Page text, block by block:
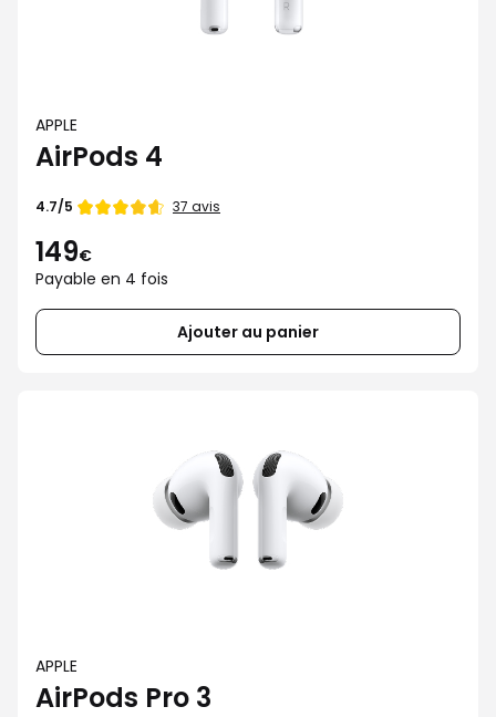
APPLE
AirPods 4
Note
4.7/5 37 avis
149€
Payable en 4 fois
Ajouter au panier
APPLE
AirPods Pro 3